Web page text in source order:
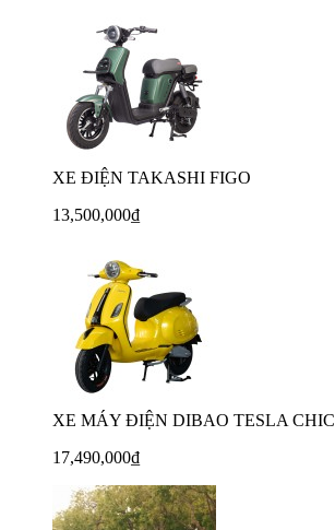
XE ĐIỆN TAKASHI FIGO
13,500,000₫
XE MÁY ĐIỆN DIBAO TESLA CHIC
17,490,000₫